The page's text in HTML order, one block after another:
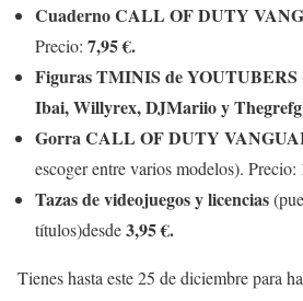
Cuaderno CALL OF DUTY
Precio: 7,95 €.
Figuras TMINIS de YOUTUBERS
Ibai, Willyrex, DJMariio y Thegrefg
Gorra CALL OF DUTY
escoger entre varios modelos). Precio:
Tazas de videojuegos y licencias
títulos)desde3,95 €.
Tienes hasta este 25 de diciembre para